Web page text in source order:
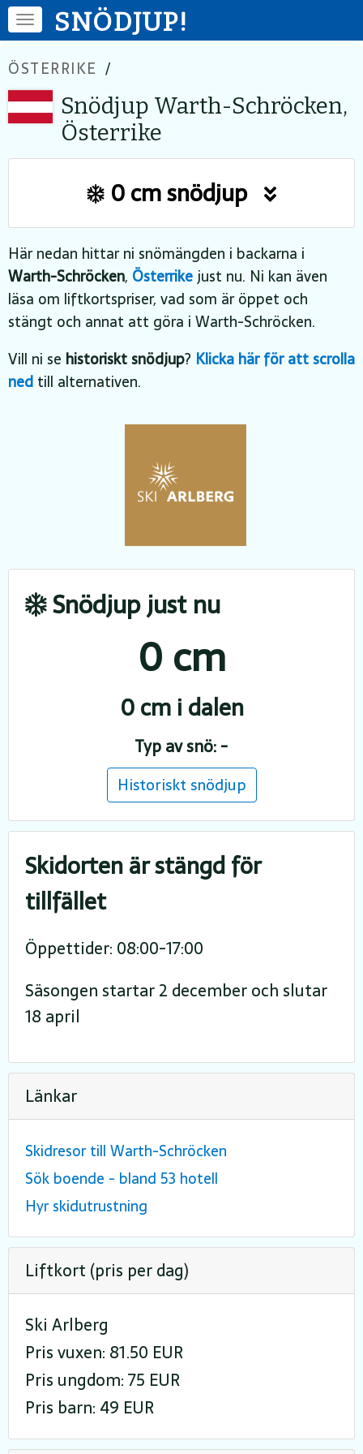
SNÖDJUP!
ÖSTERRIKE /
Snödjup Warth-Schröcken,
Österrike
0 cm snödjup
Här nedan hittar ni snömängden i backarna i
Warth-Schröcken, Österrikejust nu. Ni kan även
läsa om liftkortspriser, vad som är öppet och
stängt och annat att göra i Warth-Schröcken.
Vill ni se historiskt snödjup? Klicka här för att scrolla
ned till alternativen.
Snödjup just nu
0 cm
0 cm i dalen
Typ av snö: -
Historiskt snödjup
Skidorten är stängd för
tillfället
Öppettider: 08:00-17:00
Säsongen startar 2 december och slutar
18 april
Länkar
Skidresor till Warth-Schröcken
Sök boende - bland 53 hotell
Hyr skidutrustning
Liftkort (pris per dag)
Ski Arlberg
Pris vuxen: 81.50 EUR
Pris ungdom: 75 EUR
Pris barn: 49 EUR